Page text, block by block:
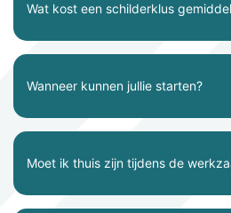
Wat kost een schilderklus
Wanneer kunnen jullie starten?
Moet ik thuis zijn tijdens de